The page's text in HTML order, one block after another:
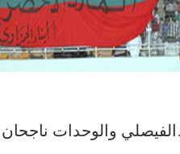
والوحدات